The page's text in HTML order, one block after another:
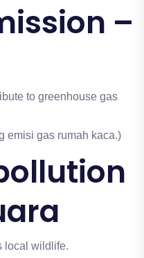
–
to greenhouse gas
emisi gas rumah kaca.)
local wildlife.